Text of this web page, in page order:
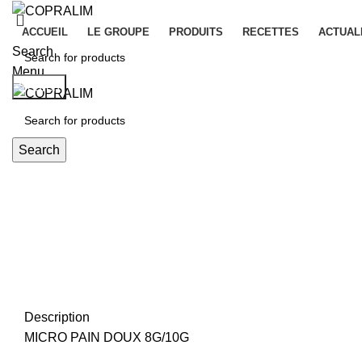
ACCUEIL LE GROUPE PRODUITS RECETTES
Search
Menu
Search
Description
MICRO PAIN DOUX 8G/10G
Search